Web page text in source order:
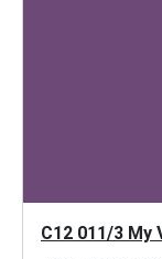
C12 011/3 My